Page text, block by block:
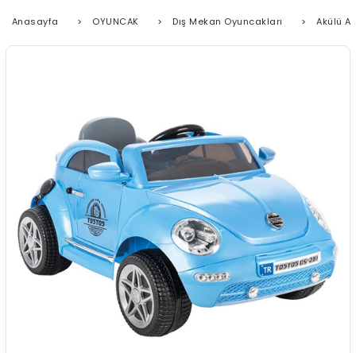
Anasayfa > OYUNCAK > Dış Mekan Oyuncakları > Akülü